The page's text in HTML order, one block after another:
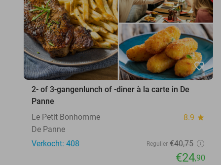
favorite_border
2- of 3-gangenlunch of -diner à la carte in De
Panne
Le Petit Bonhomme
8.9 star
De Panne
Verkocht: 408
Regulier €40,75
€24,90